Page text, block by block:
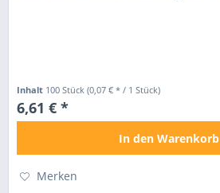
Inhalt 100 Stück(0,07 € * / 1 Stück)
6,61 € *
In den Warenkorb
Merken